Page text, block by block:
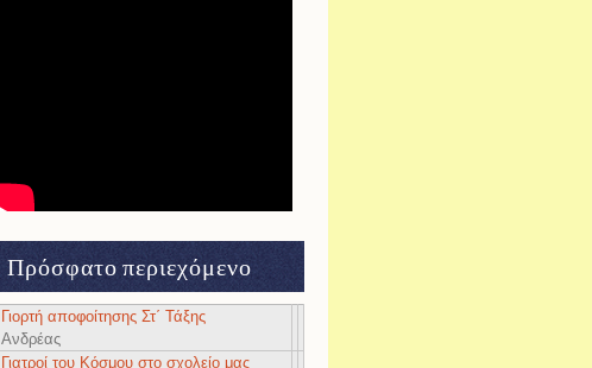
Πρόσφατο περιεχόμενο
Γιορτή αποφοίτησης Στ΄ Τάξης
Ανδρέας
Γιατροί του Κόσμου στο σχολείο μας